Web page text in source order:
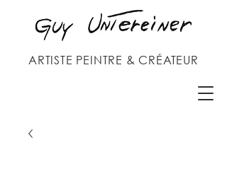
ARTISTE PEINTRE & CRÉATEUR